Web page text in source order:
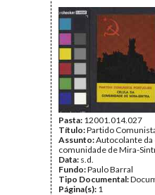
Pasta: 12001.014.027
Título:Partido
Assunto:Autocolante da
comunidade de Mira-
Data: s.d.
Fundo:Paulo Barral
Tipo Documental:
Página(s): 1